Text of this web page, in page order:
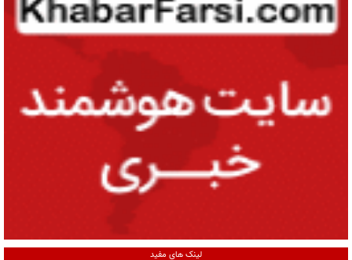
لینک های مفید